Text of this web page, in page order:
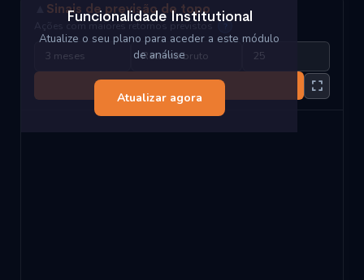
Sinais de previsão de topo
Ações com maiores retornos previstos ?
Funcionalidade Institutional
Atualize o seu plano para aceder a este módulo
de análise
Atualizar agora